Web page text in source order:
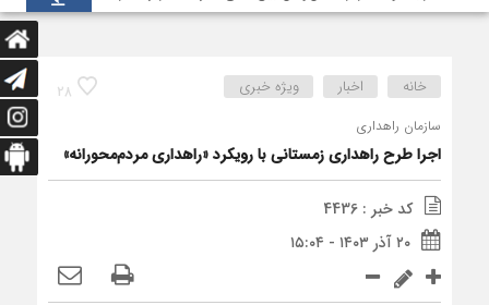
28 خانه اخبار ویژه خبری
سازمان راهداری
اجرا طرح راهداری زمستانی با رویکرد «راهداری مردم‌‌محورانه»
کد خبر : 4436
۲۰ آذر ۱۴۰۳ - ۱۵:۰۴